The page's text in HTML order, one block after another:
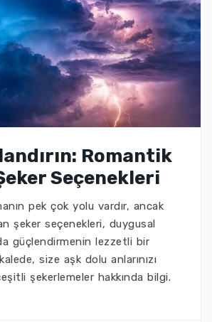
Romantik
Seçenekleri
pek çok yolu vardır, ancak
şeker seçenekleri, duygusal
güçlendirmenin lezzetli bir
size aşk dolu anlarınızı
şekerlemeler hakkında bilgi.